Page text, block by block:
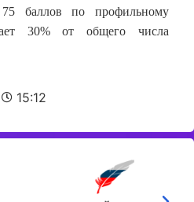
баллов по профильному
30% от общего числа
15:12